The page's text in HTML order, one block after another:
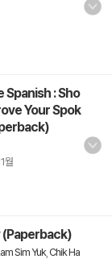
Spanish : Sho
Your Spok
월
Sim Yuk, Chik Ha